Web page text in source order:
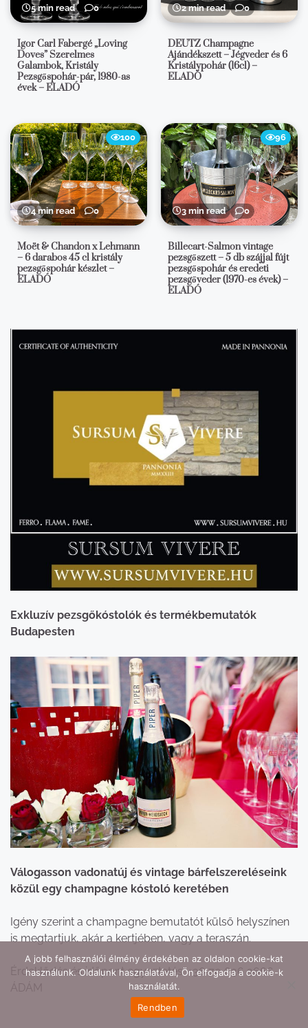
5 min read 0
Igor Carl Fabergé „Loving
Doves” Szerelmes
Galambok, Kristály
Pezsgőspohár-pár, 1980-as
évek – ELADÓ
2 min read 0
DEUTZ Champagne
Ajándékszett – Jégveder és 6
Kristálypohár (16cl) –
ELADÓ
4 min read 0
100
Moët & Chandon x Lehmann
– 6 darabos 45 cl kristály
pezsgőspohár készlet –
ELADÓ
3 min read 0
96
Billecart-Salmon vintage
pezsgőszett – 5 db szájjal fújt
pezsgőspohár és eredeti
pezsgőveder (1970-es évek) –
ELADÓ
Exkluzív pezsgőkóstolók és termékbemutatók
Budapesten
Válogasson vadonatúj és vintage bárfelszereléseink
közül egy champagne kóstoló keretében
Igény szerint a champagne bemutatót külső helyszínen
is megtartjuk, akár a kertjében, vagy a teraszán.
Érdeklődés és időpont egyeztetés: +36 70 636 3666
ÁDÁM
A jobb felhasználói élmény érdekében az oldalon cookie-kat
használunk. Oldalunk használatával, Ön elfogadja a cookie-k
használatát.
Rendben